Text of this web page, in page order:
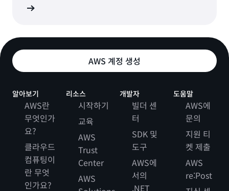
AWS 계정 생성
알아보기
AWS란
무엇인가
요?
클라우드
컴퓨팅이
란 무엇
인가요?
리소스
시작하기
교육
AWS
Trust
Center
AWS
개발자
빌더 센
터
SDK 및
도구
AWS에
서의
.NET
도움말
AWS에
문의
지원 티
켓 제출
AWS
re:Post